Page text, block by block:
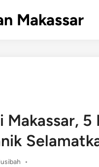
Makassar
Makassar, 5
•